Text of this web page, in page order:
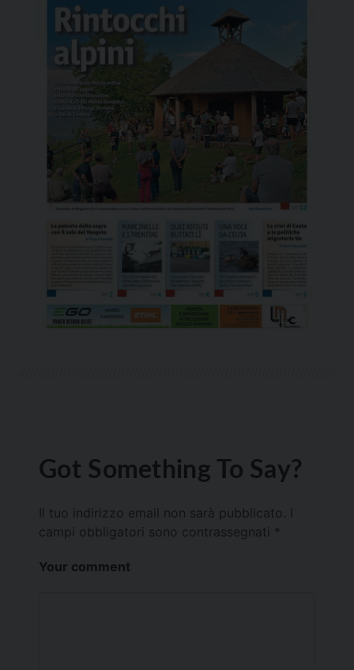
Got Something To Say?
Il tuo indirizzo email non sarà pubblicato.
campi obbligatori sono contrassegnati *
Your comment